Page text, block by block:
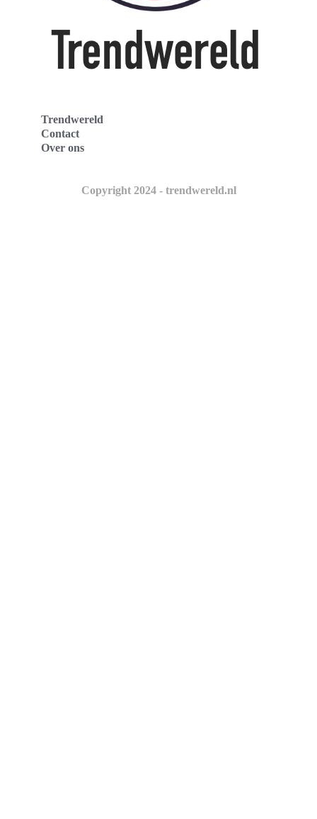
Trendwereld
Contact
Over ons
Copyright 2024 - trendwereld.nl